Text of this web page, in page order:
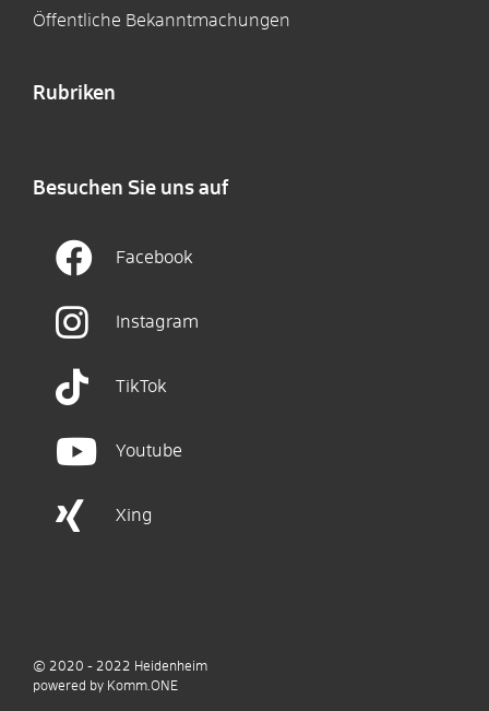
Öffentliche Bekanntmachungen
Rubriken
Besuchen Sie uns auf
Facebook
Instagram
TikTok
Youtube
Xing
© 2020 - 2022 Heidenheim
powered by Komm.ONE